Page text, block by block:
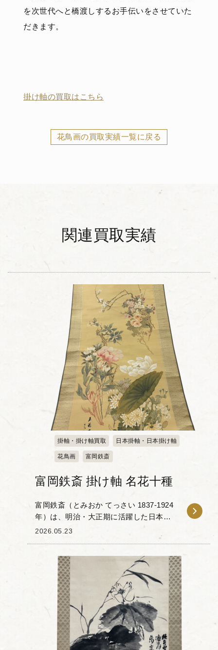
を次世代へと橋渡しするお手伝いをさせていた
だきます。
掛け軸の買取はこちら
花鳥画の買取実績一覧に戻る
関連買取実績
掛軸・掛け軸買取 日本掛軸・日本掛け軸
花鳥画 富岡鉄斎
富岡鉄斎 掛け軸 名花十種
富岡鉄斎（とみおか てっさい 1837-1924
年）は、明治・大正期に活躍した日本近
代を代表する画家であり、「最後の文人
画家」と謳われた人物です。幼い頃から
学、仏教...
2026.05.23